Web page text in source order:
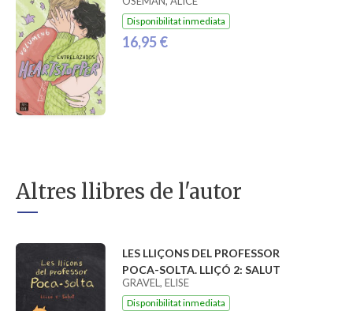
Disponibilitat inmediata
16,95 €
Altres llibres de l'autor
LES LLIÇONS DEL PROFESSOR
POCA-SOLTA. LLIÇÓ 2: SALUT
GRAVEL, ELISE
Disponibilitat inmediata